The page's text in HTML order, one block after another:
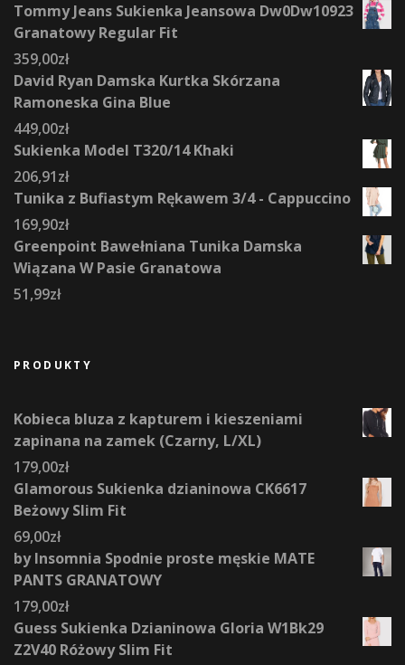
Tommy Jeans Sukienka Jeansowa Dw0Dw10923
Granatowy Regular Fit
359,00zł
David Ryan Damska Kurtka Skórzana
Ramoneska Gina Blue
449,00zł
Sukienka Model T320/14 Khaki
206,91zł
Tunika z Bufiastym Rękawem 3/4 - Cappuccino
169,90zł
Greenpoint Bawełniana Tunika Damska
Wiązana W Pasie Granatowa
51,99zł
PRODUKTY
Kobieca bluza z kapturem i kieszeniami
zapinana na zamek (Czarny, L/XL)
179,00zł
Glamorous Sukienka dzianinowa CK6617
Beżowy Slim Fit
69,00zł
by Insomnia Spodnie proste męskie MATE
PANTS GRANATOWY
179,00zł
Guess Sukienka Dzianinowa Gloria W1Bk29
Z2V40 Różowy Slim Fit